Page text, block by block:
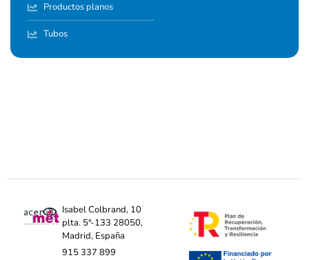
Productos planos
Tubos
Isabel Colbrand, 10
plta. 5ª-133 28050,
Madrid, España
915 337 899